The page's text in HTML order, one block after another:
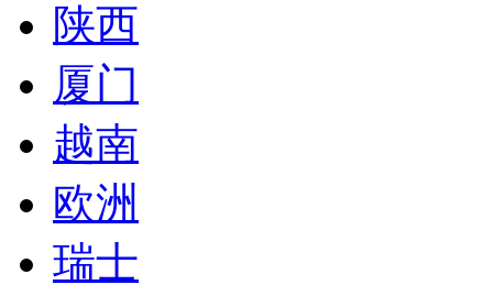
陕西
厦门
越南
欧洲
瑞士